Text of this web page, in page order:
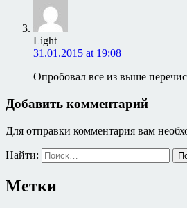
Light
31.01.2015 at 19:08
Опробовал все из выше
Добавить комментарий
Для отправки комментария вам
Найти:
Метки